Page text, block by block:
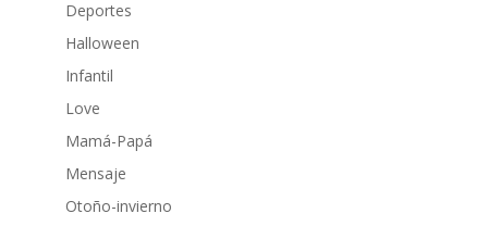
Deportes
Halloween
Infantil
Love
Mamá-Papá
Mensaje
Otoño-invierno